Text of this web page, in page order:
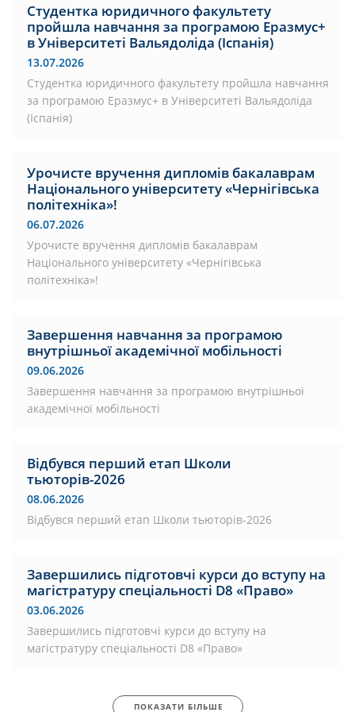
Студентка юридичного факультету
пройшла навчання за програмою Еразмус+
в Університеті Вальядоліда (Іспанія)
13.07.2026
Студентка юридичного факультету пройшла навчання
за програмою Еразмус+ в Університеті Вальядоліда
(Іспанія)
Урочисте вручення дипломів бакалаврам
Національного університету «Чернігівська
політехніка»!
06.07.2026
Урочисте вручення дипломів бакалаврам
Національного університету «Чернігівська
політехніка»!
Завершення навчання за програмою
внутрішньої академічної мобільності
09.06.2026
Завершення навчання за програмою внутрішньої
академічної мобільності
Відбувся перший етап Школи
тьюторів-2026
08.06.2026
Відбувся перший етап Школи тьюторів-2026
Завершились підготовчі курси до вступу на
магістратуру спеціальності D8 «Право»
03.06.2026
Завершились підготовчі курси до вступу на
магістратуру спеціальності D8 «Право»
ПОКАЗАТИ БІЛЬШЕ